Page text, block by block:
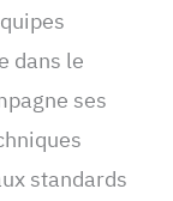
dans le
ses
standards